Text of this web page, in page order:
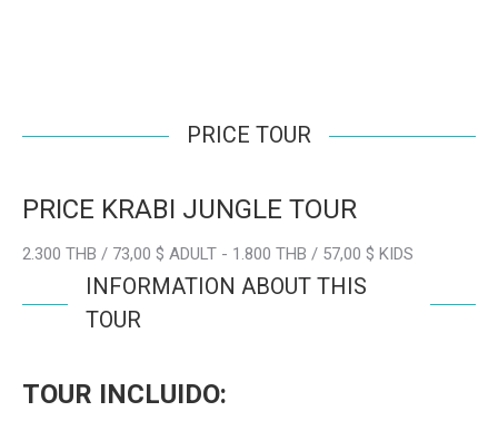
PRICE TOUR
PRICE KRABI JUNGLE TOUR
2.300 THB / 73,00 $ ADULT - 1.800 THB / 57,00 $ KIDS
INFORMATION ABOUT THIS
TOUR
TOUR INCLUIDO: